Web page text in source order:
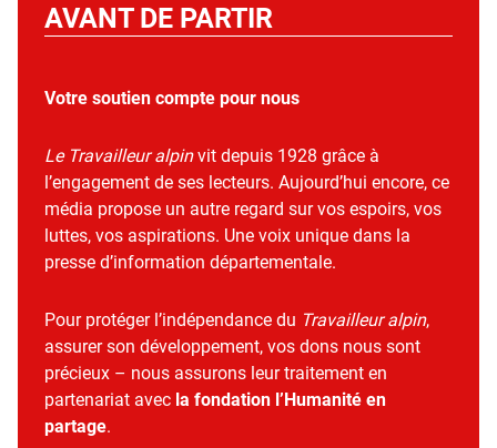
AVANT DE PARTIR
Votre soutien compte pour nous
Le Travailleur alpinvit depuis 1928 grâce à
l’engagement de ses lecteurs. Aujourd’hui encore, ce
média propose un autre regard sur vos espoirs, vos
luttes, vos aspirations. Une voix unique dans la
presse d’information départementale.
Pour protéger l’indépendance du Travailleur alpin,
assurer son développement, vos dons nous sont
précieux – nous assurons leur traitement en
partenariat avec la fondation l’Humanité en
partage.